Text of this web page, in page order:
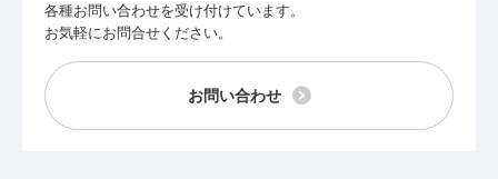
各種お問い合わせを受け付けています。
お気軽にお問合せください。
お問い合わせ